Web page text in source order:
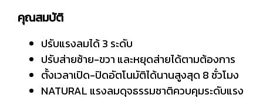
คุณสมบัติ
ปรับแรงลมได้ 3 ระดับ
ปรับส่ายซ้าย-ขวา และหยุดส่ายได้ตามต้องการ
ตั้งเวลาเปิด-ปิดอัตโนมัติได้นานสูงสุด 8 ชั่วโมง
NATURAL แรงลมดุจธรรมชาติควบคุมระดับแรง